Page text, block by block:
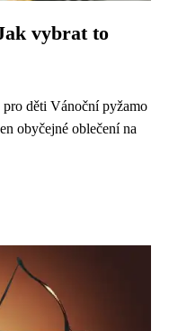
vybrat to
děti Vánoční pyžamo
obyčejné oblečení na